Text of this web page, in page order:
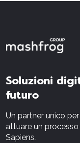
Soluzioni
futuro
Un partner unico
attuare un
Sapiens.